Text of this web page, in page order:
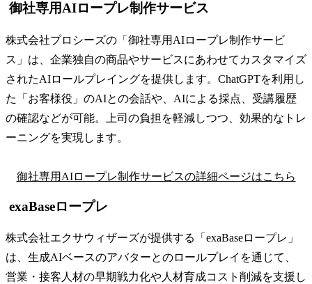
御社専用AIロープレ制作サービス
株式会社プロシーズの「御社専用AIロープレ制作サービ
ス」は、企業独自の商品やサービスにあわせてカスタマイズ
されたAIロールプレイングを提供します。​ChatGPTを利用し
た「お客様役」のAIとの会話や、AIによる採点、受講履歴
の確認などが可能。上司の負担を軽減しつつ、効果的なトレ
ーニングを実現します。
御社専用AIロープレ制作サービスの詳細ページはこちら
exaBaseロープレ
株式会社エクサウィザーズが提供する「exaBaseロープレ」
は、生成AIベースのアバターとのロールプレイを通じて、
営業・接客人材の早期戦力化や人材育成コスト削減を支援し